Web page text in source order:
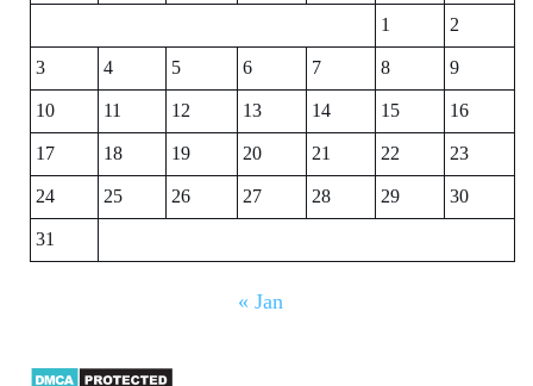
1
2
3
4 5 6 7 8
9
10
11 12 13 14 15
16
17
18 19 20 21 22
23
24
25 26 27 28 29
30
31
« Jan